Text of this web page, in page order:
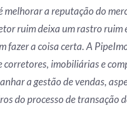
melhorar a reputação do
ruim deixa um rastro ruim
fazer a coisa certa. A
corretores, imobiliárias e
a gestão de vendas,
do processo de transação